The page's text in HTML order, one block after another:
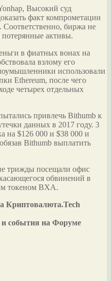
Высокий суд
факт компрометации
Соответственно, биржа не
потерянные активы.
в фиатных вонах на
взлому его
использовали
Ethereum, после чего
четырех отдельных
привлечь Bithumb к
данных в 2017 году. 3
на $126 000 и $38 000 и
Bithumb выплатить
трижды посещали офис
обвинений в
токеном BXA.
Криптовалюта.Tech
и события на Форуме